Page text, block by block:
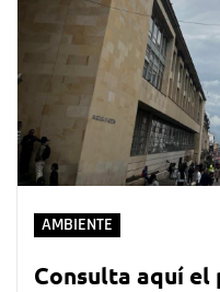
AMBIENTE
Consulta aquí